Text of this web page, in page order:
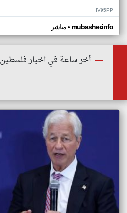
IV95PP
مباشر• mubasher.info
أخر ساعة في اخبار فلسطين